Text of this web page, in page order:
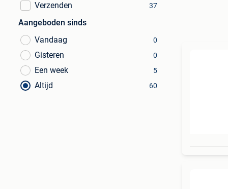
Verzenden 37
Aangeboden sinds
Vandaag
0
Gisteren 0
Een week 5
Altijd 60